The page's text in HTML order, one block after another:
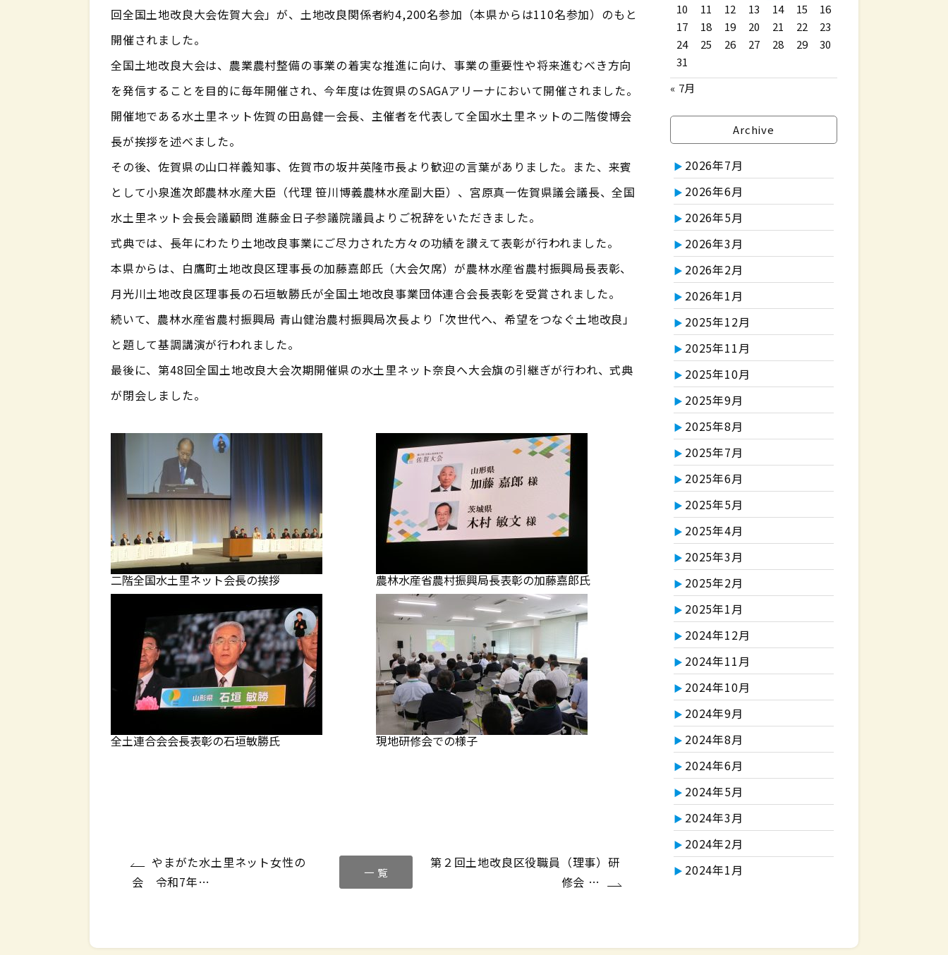
回全国土地改良大会佐賀大会」が、土地改良関係者約4,200名参加（本県からは110名参加）のもと
開催されました。
全国土地改良大会は、農業農村整備の事業の着実な推進に向け、事業の重要性や将来進むべき方向
を発信することを目的に毎年開催され、今年度は佐賀県のSAGAアリーナにおいて開催されました。
開催地である水土里ネット佐賀の田島健一会長、主催者を代表して全国水土里ネットの二階俊博会
長が挨拶を述べました。
その後、佐賀県の山口祥義知事、佐賀市の坂井英隆市長より歓迎の言葉がありました。また、来賓
として小泉進次郎農林水産大臣（代理 笹川博義農林水産副大臣）、宮原真一佐賀県議会議長、全国
水土里ネット会長会議顧問 進藤金日子参議院議員よりご祝辞をいただきました。
式典では、長年にわたり土地改良事業にご尽力された方々の功績を讃えて表彰が行われました。
本県からは、白鷹町土地改良区理事長の加藤嘉郎氏（大会欠席）が農林水産省農村振興局長表彰、
月光川土地改良区理事長の石垣敏勝氏が全国土地改良事業団体連合会長表彰を受賞されました。
続いて、農林水産省農村振興局 青山健治農村振興局次長より「次世代へ、希望をつなぐ土地改良」
と題して基調講演が行われました。
最後に、第48回全国土地改良大会次期開催県の水土里ネット奈良へ大会旗の引継ぎが行われ、式典
が閉会しました。
二階全国水土里ネット会長の挨拶 農林水産省農村振興局長表彰の加藤嘉郎氏
全土連合会会長表彰の石垣敏勝氏 現地研修会での様子
やまがた水土里ネット女性の
会 令和7年…
一 覧
第２回土地改良区役職員（理事）研
修会 …
10
11 12 13 14 15
16
17
18 19 20 21 22
23
24
25 26 27 28 29
30
31
« 7月
Archive
2026年7月
2026年6月
2026年5月
2026年3月
2026年2月
2026年1月
2025年12月
2025年11月
2025年10月
2025年9月
2025年8月
2025年7月
2025年6月
2025年5月
2025年4月
2025年3月
2025年2月
2025年1月
2024年12月
2024年11月
2024年10月
2024年9月
2024年8月
2024年6月
2024年5月
2024年3月
2024年2月
2024年1月